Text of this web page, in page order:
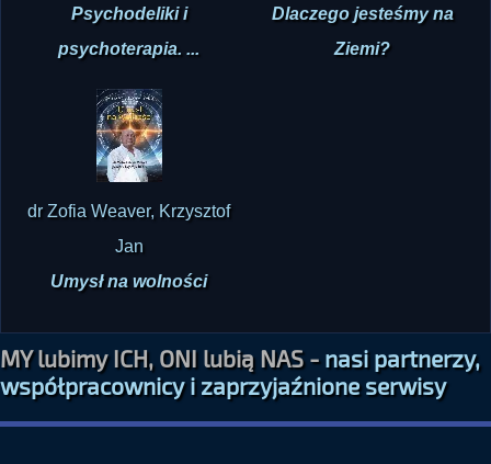
Psychodeliki i
psychoterapia. ...
Dlaczego jesteśmy na
Ziemi?
dr Zofia Weaver, Krzysztof
Jan
Umysł na wolności
MY lubimy ICH, ONI lubią NAS -nasi partnerzy,
współpracownicy i zaprzyjaźnione serwisy